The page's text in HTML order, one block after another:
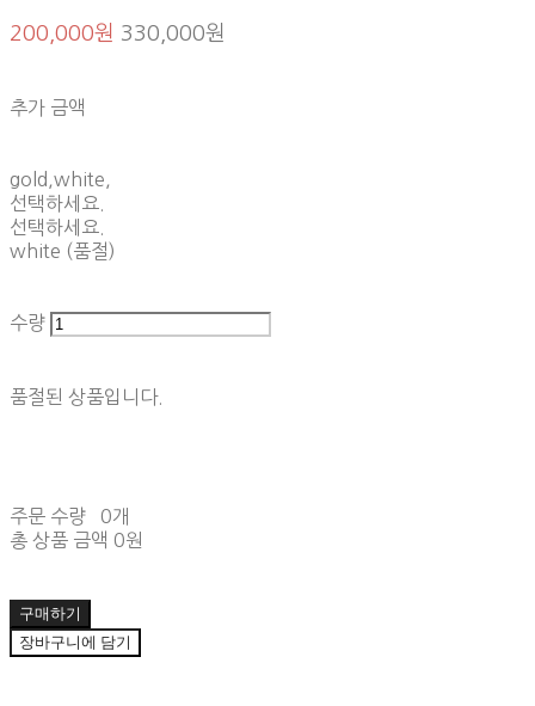
200,000원 330,000원
추가 금액
gold,white,
선택하세요.
선택하세요.
white (품절)
수량
품절된 상품입니다.
주문 수량
0개
총 상품 금액 0원
구매하기
장바구니에 담기